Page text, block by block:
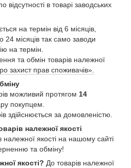
відсутності в товарі заводських
на термін від 6 місяців,
24 місяців так само заводи
на термін.
та обмін товарів належної
захист прав споживачів».
можливий протягом 14
покупцем.
здійснюється за домовленістю.
належної якості
належної якості на нашому сайті
та обміну!
якості? До товарів належної